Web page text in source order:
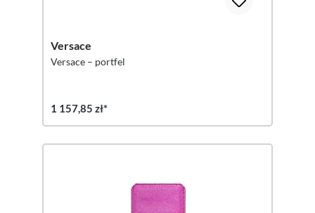
Versace
Versace – portfel
1 157,85 zł*